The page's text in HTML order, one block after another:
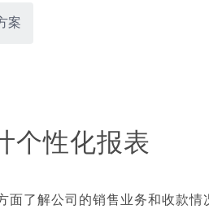
案
个性化报表
面了解公司的销售业务和收款情